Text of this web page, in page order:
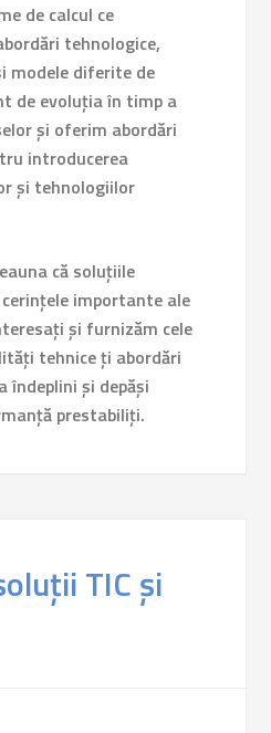
de calcul ce
tehnologice,
modele diferite de
de evoluția în timp a
și oferim abordări
introducerea
și tehnologiilor
că soluțiile
importante ale
și furnizăm cele
tehnice ți abordări
îndeplini și depăși
prestabiliți.
TIC și